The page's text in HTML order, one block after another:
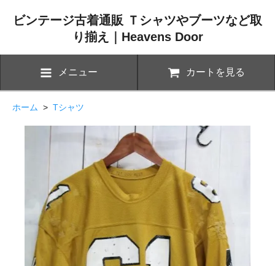
ビンテージ古着通販 Ｔシャツやブーツなど取
り揃え｜Heavens Door
メニュー カートを見る
ホーム > Tシャツ